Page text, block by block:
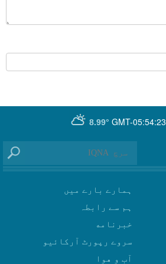
GMT-05:54:23
8.99°
ہمارے بارے میں
ہم سے رابطہ
سروے رپورٹ آرکائیو
آب و هوا